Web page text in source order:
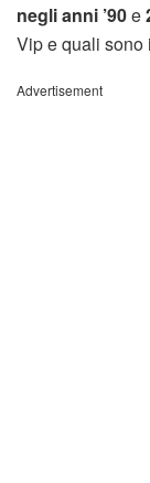
negli anni ’90e
Vip e quali
Advertisement